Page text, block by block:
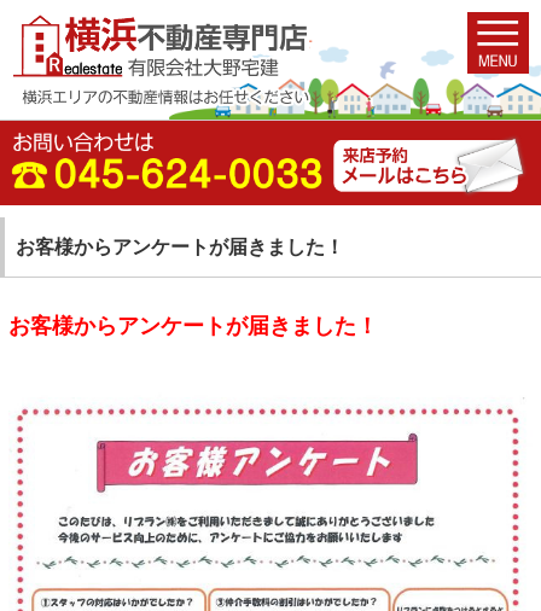
お客様からアンケートが届きました！
お客様からアンケートが届きました！